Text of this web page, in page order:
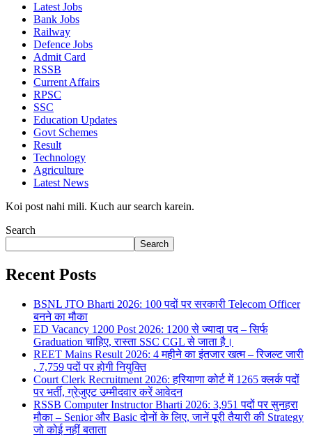
Latest Jobs
Bank Jobs
Railway
Defence Jobs
Admit Card
RSSB
Current Affairs
RPSC
SSC
Education Updates
Govt Schemes
Result
Technology
Agriculture
Latest News
Koi post nahi mili. Kuch aur search karein.
Search
Search
Recent Posts
BSNL JTO Bharti 2026: 100 पदों पर सरकारी Telecom Officer
बनने का मौका
ED Vacancy 1200 Post 2026: 1200 से ज्यादा पद – सिर्फ
Graduation चाहिए, रास्ता SSC CGL से जाता है।
REET Mains Result 2026: 4 महीने का इंतजार खत्म – रिजल्ट जारी
, 7,759 पदों पर होगी नियुक्ति
Court Clerk Recruitment 2026: हरियाणा कोर्ट में 1265 क्लर्क पदों
पर भर्ती, ग्रेजुएट उम्मीदवार करें आवेदन
RSSB Computer Instructor Bharti 2026: 3,951 पदों पर सुनहरा
मौका – Senior और Basic दोनों के लिए, जानें पूरी तैयारी की Strategy
जो कोई नहीं बताता